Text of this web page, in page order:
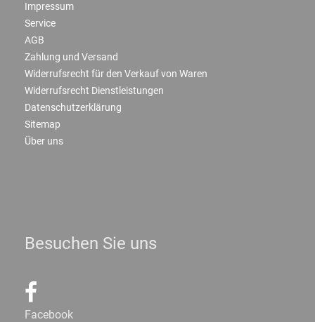
Impressum
Service
AGB
Zahlung und Versand
Widerrufsrecht für den Verkauf von Waren
Widerrufsrecht Dienstleistungen
Datenschutzerklärung
Sitemap
Über uns
Besuchen Sie uns
Facebook